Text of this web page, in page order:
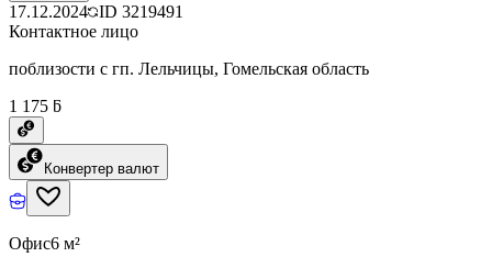
17.12.2024 ID 3219491
Контактное лицо
поблизости с гп. Лельчицы, Гомельская область
1 175 ƃ
Конвертер валют
Офис6 м²